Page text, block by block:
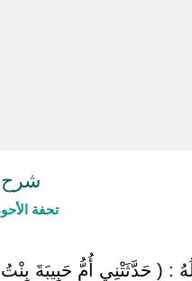
شرح
تحفة
: ( حَدَّثَتْنِي أُمُّ حَبِيبَةَ